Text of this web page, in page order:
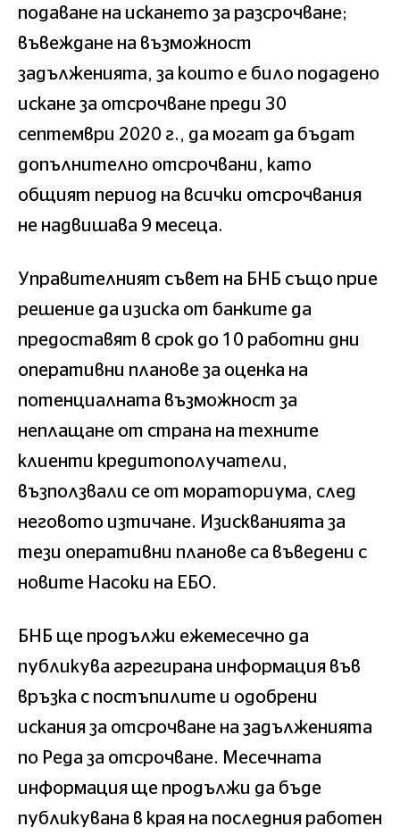
подаване на искането за разсрочване;
въвеждане на възможност
задълженията, за които е било подадено
искане за отсрочване преди 30
септември 2020 г., да могат да бъдат
допълнително отсрочвани, като
общият период на всички отсрочвания
не надвишава 9 месеца.
Управителният съвет на БНБ също прие
решение да изиска от банките да
предоставят в срок до 10 работни дни
оперативни планове за оценка на
потенциалната възможност за
неплащане от страна на техните
клиенти кредитополучатели,
възползвали се от мораториума, след
неговото изтичане. Изискванията за
тези оперативни планове са въведени с
новите Насоки на ЕБО.
БНБ ще продължи ежемесечно да
публикува агрегирана информация във
връзка с постъпилите и одобрени
искания за отсрочване на задълженията
по Реда за отсрочване. Месечната
информация ще продължи да бъде
публикувана в края на последния работен